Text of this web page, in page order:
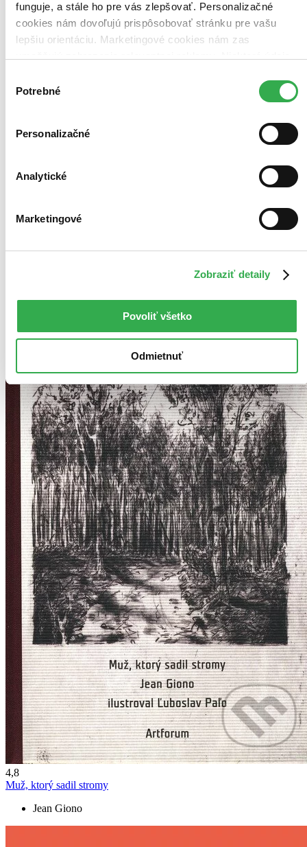
funguje, a stále ho pre vás zlepšovať. Personalizačné
cookies nám dovoľujú prispôsobovať stránku pre vašu
lepšiu orientáciu. Marketingové cookies nám zas
keby sme mohli používať všetky tieto cookies. Ďakujeme!
súhlasu
Potrebné
Personalizačné
Analytické
Marketingové
Zobraziť detaily
Povoliť všetko
Odmietnuť
Geniálna priateľka
4,8
Muž, ktorý sadil stromy
Jean Giono